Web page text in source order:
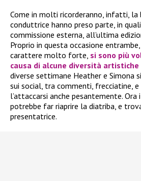
Come in molti ricorderanno, infatti, la
conduttrice hanno preso parte, in
commissione esterna, all’ultima
Proprio in questa occasione
carattere molto forte, si sono più
causa di alcune diversità artistiche
diverse settimane Heather e Simona
sui social, tra commenti, frecciatine,
l’attaccarsi anche pesantemente.
potrebbe far riaprire la diatriba, e
presentatrice.